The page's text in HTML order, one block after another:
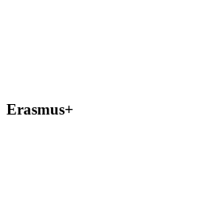
Erasmus+